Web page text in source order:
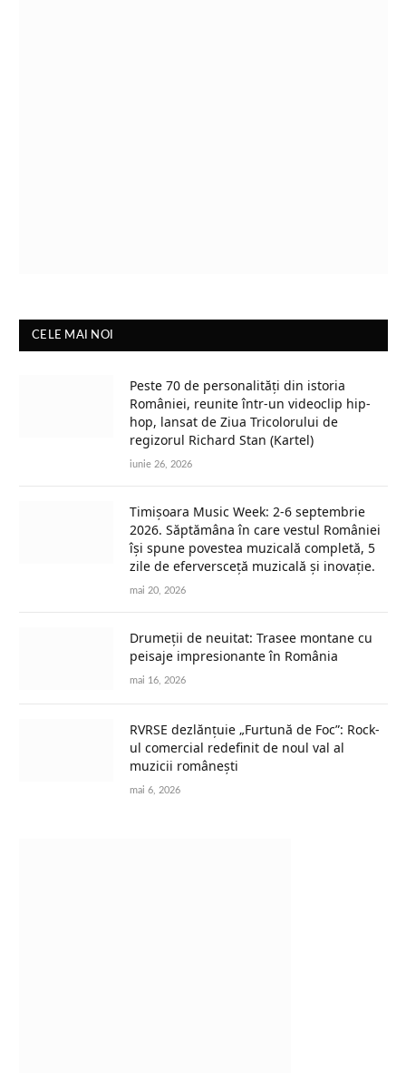
CELE MAI NOI
Peste 70 de personalități din istoria
României, reunite într-un videoclip hip-
hop, lansat de Ziua Tricolorului de
regizorul Richard Stan (Kartel)
iunie 26, 2026
Timișoara Music Week: 2-6 septembrie
2026. Săptămâna în care vestul României
își spune povestea muzicală completă, 5
zile de eferversceță muzicală și inovație.
mai 20, 2026
Drumeții de neuitat: Trasee montane cu
peisaje impresionante în România
mai 16, 2026
RVRSE dezlănțuie „Furtună de Foc”: Rock-
ul comercial redefinit de noul val al
muzicii românești
mai 6, 2026